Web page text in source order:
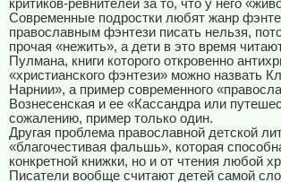
критиков-ревнителей за то, что у него
Современные подростки любят жанр
православным фэнтези писать нельзя,
прочая «нежить», а дети в это время
Пулмана, книги которого откровенно
«христианского фэнтези» можно назвать
Нарнии», а пример современного
Вознесенская и ее «Кассандра или
сожалению, пример только один.
Другая проблема православной детской
«благочестивая фальшь», которая
конкретной книжки, но и от чтения любой
Писатели вообще считают детей самой